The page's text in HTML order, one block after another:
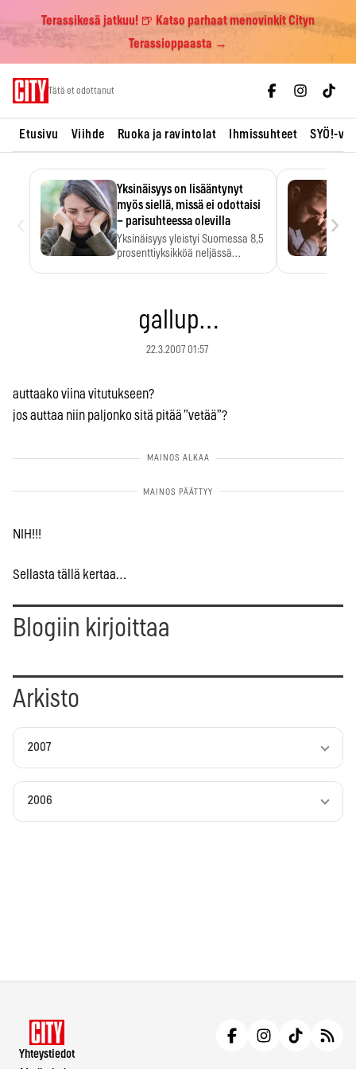
Terassikesä jatkuu! 🍺 Katso parhaat menovinkit Cityn
Terassioppaasta →
Tätä et odottanut
Etusivu Viihde Ruoka ja ravintolat Ihmissuhteet SYÖ!-
Yksinäisyys on lisääntynyt
myös siellä, missä ei odottaisi
– parisuhteessa olevilla
Yksinäisyys yleistyi Suomessa 8,5
prosenttiyksikköä neljässä
›
gallup…
22.3.2007 01:57
auttaako viina vitutukseen?
jos auttaa niin paljonko sitä pitää ”vetää”?
NIH!!!
Sellasta tällä kertaa…
Blogiin kirjoittaa
Arkisto
2007
2006
Yhteystiedot